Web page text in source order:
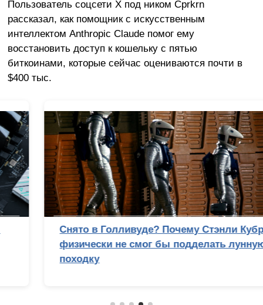
Пользователь соцсети X под ником Cprkrn
рассказал, как помощник с искусственным
интеллектом Anthropic Claude помог ему
восстановить доступ к кошельку с пятью
биткоинами, которые сейчас оцениваются почти в
$400 тыс.
Снято в Голливуде? Почему Стэнли Кубрик
физически не смог бы подделать лунную
походку